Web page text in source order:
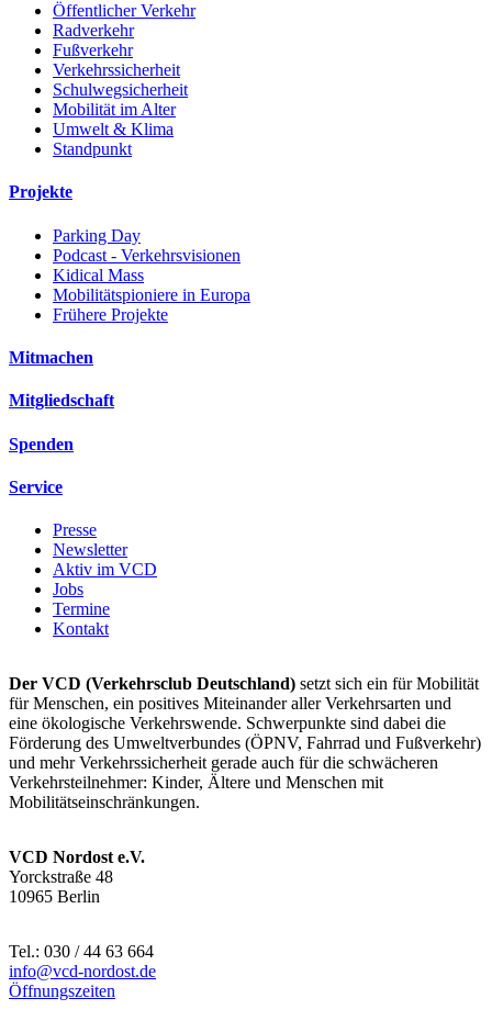
Öffentlicher Verkehr
Radverkehr
Fußverkehr
Verkehrssicherheit
Schulwegsicherheit
Mobilität im Alter
Umwelt & Klima
Standpunkt
Projekte
Parking Day
Podcast - Verkehrsvisionen
Kidical Mass
Mobilitätspioniere in Europa
Frühere Projekte
Mitmachen
Mitgliedschaft
Spenden
Service
Presse
Newsletter
Aktiv im VCD
Jobs
Termine
Kontakt
Der VCD (Verkehrsclub Deutschland) setzt sich ein für Mobilität
für Menschen, ein positives Miteinander aller Verkehrsarten und
eine ökologische Verkehrswende. Schwerpunkte sind dabei die
Förderung des Umweltverbundes (ÖPNV, Fahrrad und Fußverkehr)
und mehr Verkehrssicherheit gerade auch für die schwächeren
Verkehrsteilnehmer: Kinder, Ältere und Menschen mit
Mobilitätseinschränkungen.
VCD Nordost e.V.
Yorckstraße 48
10965 Berlin
Tel.: 030 / 44 63 664
info@vcd-nordost.de
Öffnungszeiten